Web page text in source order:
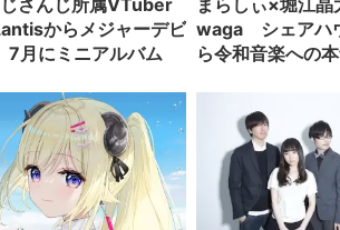
からメジャーデビ
月にミニアルバム
まらしぃ×堀江
waga シェアハ
ら令和音楽への